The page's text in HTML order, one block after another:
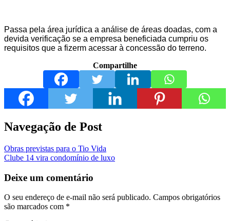
Passa pela área jurídica a análise de áreas doadas, com a
devida verificação se a empresa beneficiada cumpriu os
requisitos que a fizerm acessar à concessão do terreno.
Compartilhe
Navegação de Post
Obras previstas para o Tio Vida
Clube 14 vira condomínio de luxo
Deixe um comentário
O seu endereço de e-mail não será publicado. Campos obrigatórios
são marcados com *